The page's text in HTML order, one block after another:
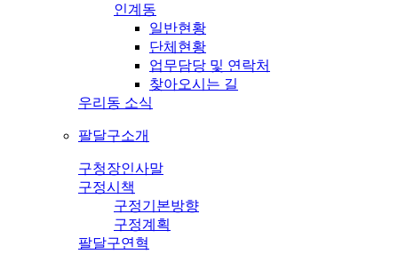
인계동
일반현황
단체현황
업무담당 및 연락처
찾아오시는 길
우리동 소식
팔달구소개
구청장인사말
구정시책
구정기본방향
구정계획
팔달구연혁